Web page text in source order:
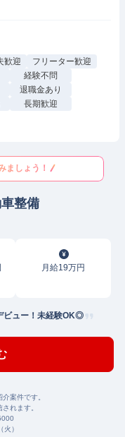
歓迎
フリーター歓迎
経験不問
退職金あり
長期歓迎
ましょう！
整備
月給19万円
ビュー！未経験OK◎
案件です。
れます。
）